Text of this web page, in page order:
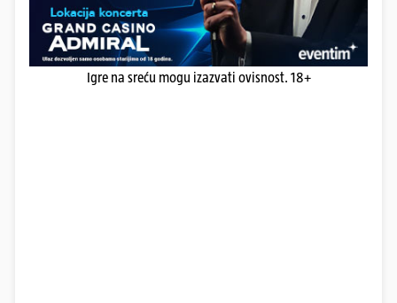
Igre na sreću mogu izazvati ovisnost. 18+